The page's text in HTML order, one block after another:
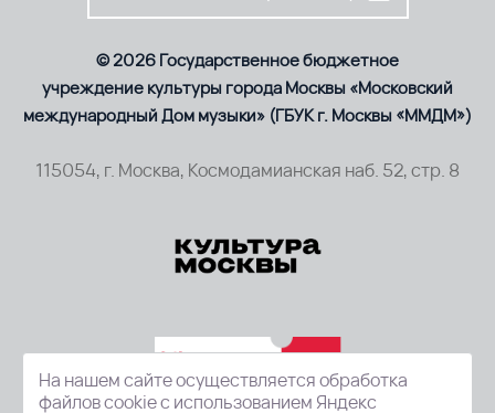
© 2026 Государственное бюджетное
учреждение культуры города Москвы «Московский
международный Дом музыки» (ГБУК г. Москвы «ММДМ»)
115054, г. Москва, Космодамианская наб. 52, стр. 8
На нашем сайте осуществляется обработка
файлов cookie с использованием Яндекс